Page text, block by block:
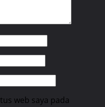
web saya pada